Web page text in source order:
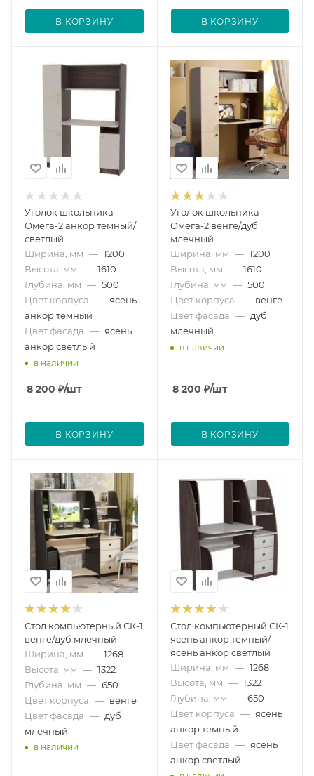
В КОРЗИНУ В КОРЗИНУ
Уголок школьника
Омега-2 анкор темный/
светлый
Ширина, мм — 1200
Высота, мм — 1610
Глубина, мм — 500
Цвет корпуса — ясень
анкор темный
Цвет фасада — ясень
анкор светлый
в наличии
8 200 ₽/шт
В КОРЗИНУ
Уголок школьника
Омега-2 венге/дуб
млечный
Ширина, мм — 1200
Высота, мм — 1610
Глубина, мм — 500
Цвет корпуса — венге
Цвет фасада — дуб
млечный
в наличии
8 200 ₽/шт
В КОРЗИНУ
Стол компьютерный СК-1
венге/дуб млечный
Ширина, мм — 1268
Высота, мм — 1322
Глубина, мм — 650
Цвет корпуса — венге
Цвет фасада — дуб
млечный
в наличии
Стол компьютерный СК-1
ясень анкор темный/
ясень анкор светлый
Ширина, мм — 1268
Высота, мм — 1322
Глубина, мм — 650
Цвет корпуса — ясень
анкор темный
Цвет фасада — ясень
анкор светлый